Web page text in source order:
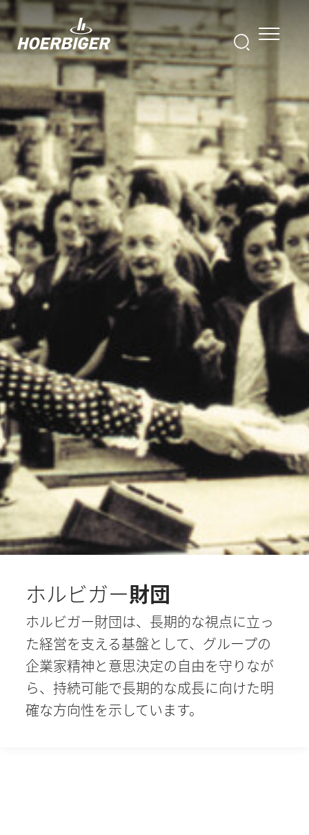
ホルビガー財団
ホルビガー財団は、長期的な視点に立っ
た経営を支える基盤として、グループの
企業家精神と意思決定の自由を守りなが
ら、持続可能で長期的な成長に向けた明
確な方向性を示しています。